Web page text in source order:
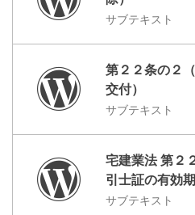
サブテキスト
第２２条の２
交付）
サブテキスト
宅建業法 第２
引士証の有効
サブテキスト